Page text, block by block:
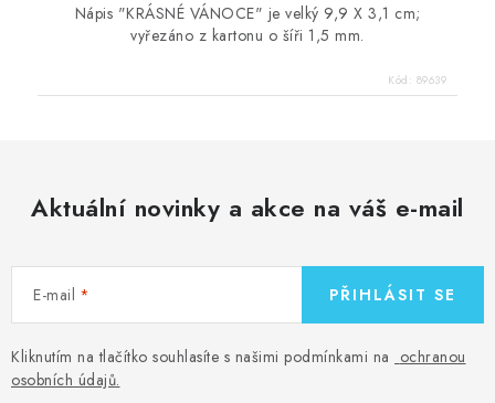
Nápis "KRÁSNÉ VÁNOCE" je velký 9,9 X 3,1 cm;
vyřezáno z kartonu o šíři 1,5 mm.
Kód: 89639
Aktuální novinky a akce na váš e-mail
E-mail
Kliknutím na tlačítko souhlasíte s našimi podmínkami na ochranou
osobních údajů.
PŘIHLÁSIT SE